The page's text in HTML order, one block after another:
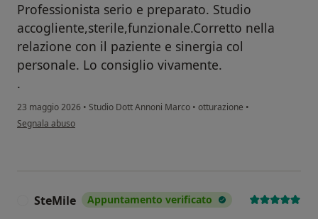
Professionista serio e preparato. Studio
accogliente,sterile,funzionale.Corretto nella
relazione con il paziente e sinergia col
personale. Lo consiglio vivamente.
.
23 maggio 2026 • Studio Dott Annoni Marco • otturazione •
secondo l'opinione dell'utente Pasqualina
Segnala abuso
SteMile Appuntamento verificato